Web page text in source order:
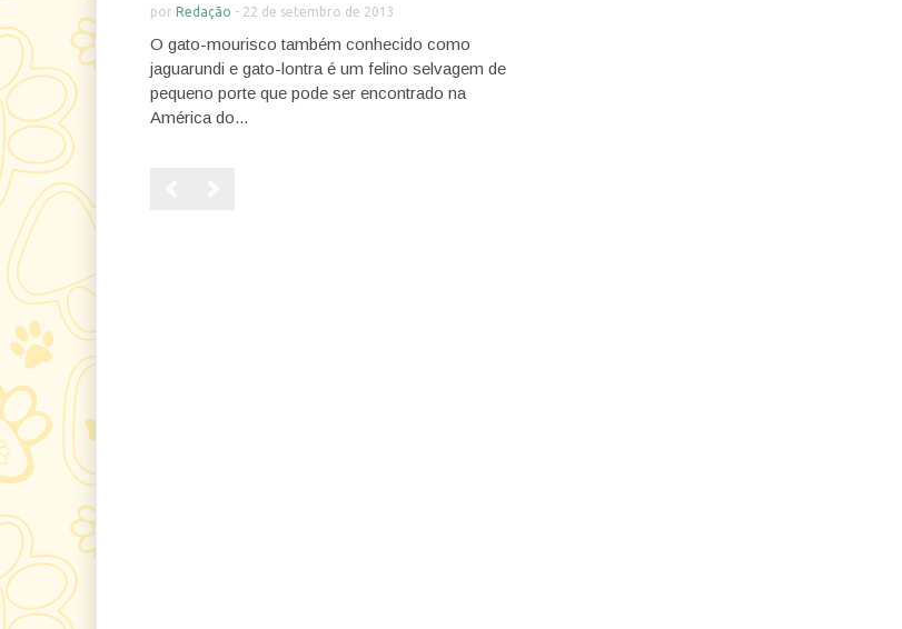
por Redação - 22 de setembro de 2013
O gato-mourisco também conhecido como
jaguarundi e gato-lontra é um felino selvagem de
pequeno porte que pode ser encontrado na
América do...